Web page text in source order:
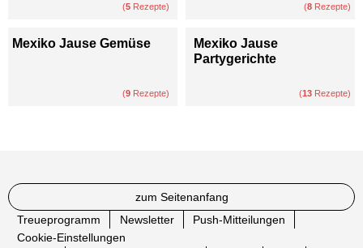
(5 Rezepte) (8 Rezepte)
Mexiko Jause Gemüse
(9 Rezepte)
Mexiko Jause
Partygerichte
(13 Rezepte)
zum Seitenanfang
Treueprogramm
Newsletter
Push-Mitteilungen
Cookie-Einstellungen